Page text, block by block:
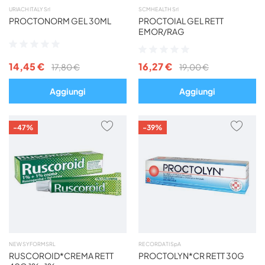
URIACH ITALY Srl
PROCTONORM GEL 30ML
14,45 € 17,80 €
Aggiungi
SCM HEALTH Srl
PROCTOIAL GEL RETT
EMOR/RAG
16,27 € 19,00 €
Aggiungi
-47%
NEW SYFORM SRL
RUSCOROID*CREMA RETT
AGGIUNGI
PREFERITI
-39%
RECORDATI SpA
PROCTOLYN*CR RETT 30G